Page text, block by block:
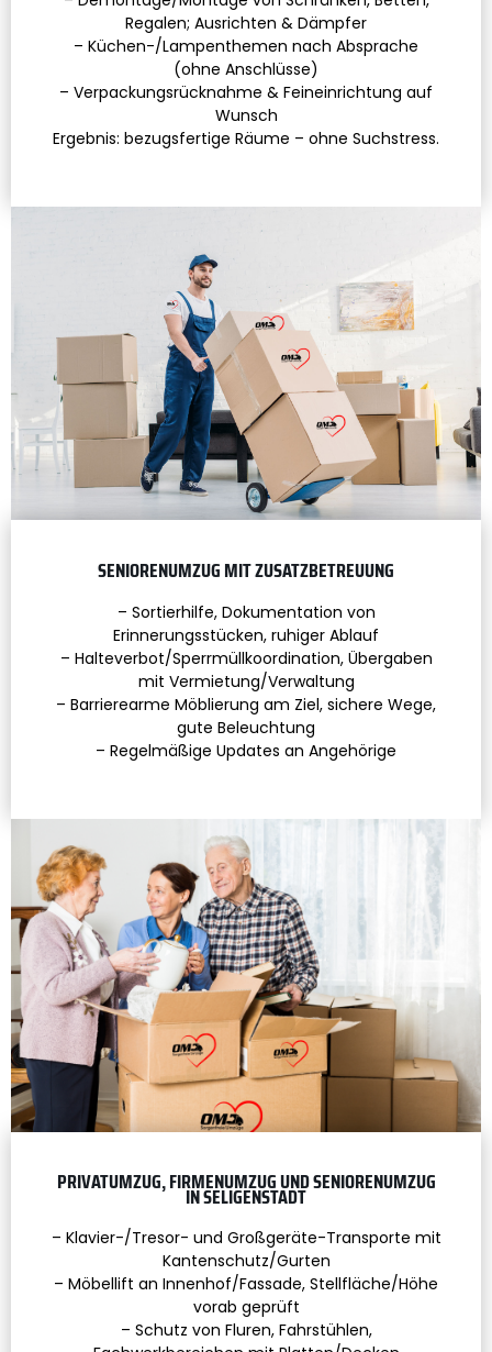
Regalen; Ausrichten & Dämpfer
– Küchen-/Lampenthemen nach Absprache
(ohne Anschlüsse)
– Verpackungsrücknahme & Feineinrichtung auf
Wunsch
Ergebnis: bezugsfertige Räume – ohne Suchstress.
SENIORENUMZUG MIT ZUSATZBETREUUNG
– Sortierhilfe, Dokumentation von
Erinnerungsstücken, ruhiger Ablauf
– Halteverbot/Sperrmüllkoordination, Übergaben
mit Vermietung/Verwaltung
– Barrierearme Möblierung am Ziel, sichere Wege,
gute Beleuchtung
– Regelmäßige Updates an Angehörige
PRIVATUMZUG, FIRMENUMZUG UND SENIORENUMZUG
IN SELIGENSTADT
– Klavier-/Tresor- und Großgeräte-Transporte mit
Kantenschutz/Gurten
– Möbellift an Innenhof/Fassade, Stellfläche/Höhe
vorab geprüft
– Schutz von Fluren, Fahrstühlen,